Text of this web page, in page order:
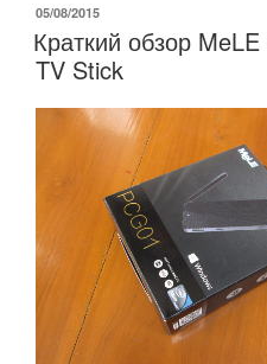
Cortex-
$49
с
4,3-
дюймовым
LCD-
дисплеем
и
разъемами
Arduino»
ОПУБЛИКОВАНО
05/08/2015
Краткий обзор
TV Stick